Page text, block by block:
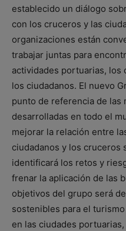
establecido un diálogo
con los cruceros y las
organizaciones están
trabajar juntas para
actividades portuarias, los
los ciudadanos. El nuevo
punto de referencia de las
desarrolladas en todo el
mejorar la relación entre
ciudadanos y los cruceros
identificará los retos y
frenar la aplicación de las
objetivos del grupo será
sostenibles para el
en las ciudades